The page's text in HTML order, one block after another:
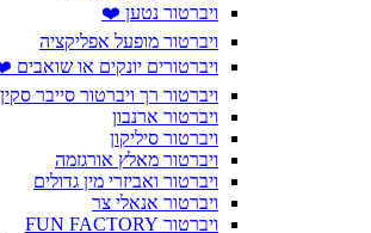
ויברטור נטען ❤️
ויברטור מופעל אפליקציה
ויברטורים יונקים או
ויברטור רך ויברטור סייבר סקין
ויברטור ארנבון
ויברטור סיליקון
ויברטור מאלץ אורגזמה
ויברטור ואביזרי מין גדולים
ויברטור אנאלי צר
ויברטור FUN FACTORY